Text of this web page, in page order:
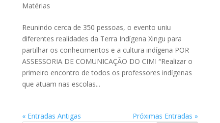
Matérias
Reunindo cerca de 350 pessoas, o evento uniu
diferentes realidades da Terra Indígena Xingu para
partilhar os conhecimentos e a cultura indígena POR
ASSESSORIA DE COMUNICAÇÃO DO CIMI “Realizar o
primeiro encontro de todos os professores indígenas
que atuam nas escolas...
« Entradas Antigas Próximas Entradas »